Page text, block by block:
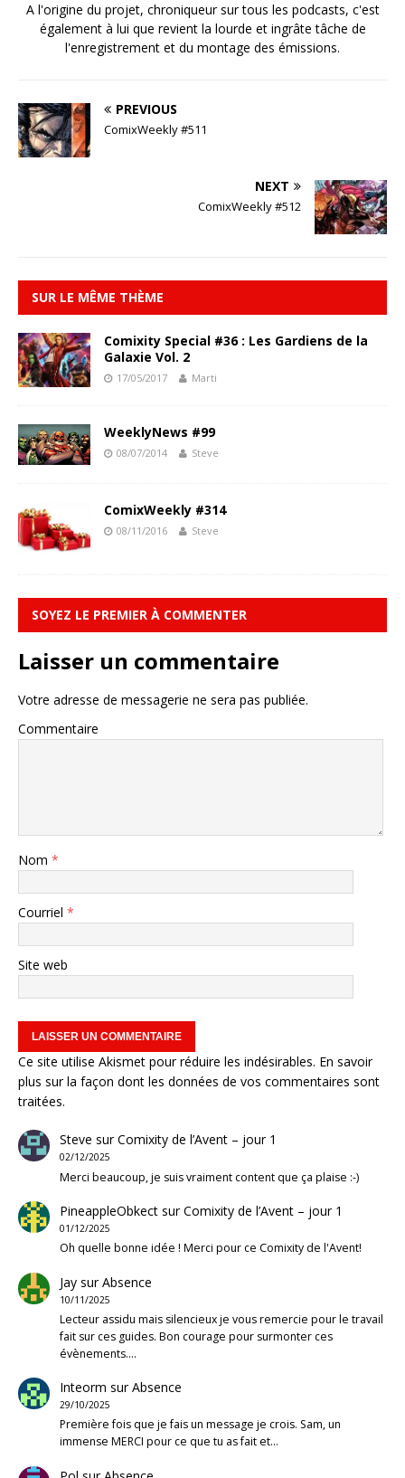
A l'origine du projet, chroniqueur sur tous les podcasts, c'est
également à lui que revient la lourde et ingrâte tâche de
l'enregistrement et du montage des émissions.
PREVIOUS
ComixWeekly #511
NEXT
ComixWeekly #512
SUR LE MÊME THÈME
Comixity Special #36 : Les Gardiens de la
Galaxie Vol. 2
17/05/2017 Marti
WeeklyNews #99
08/07/2014 Steve
ComixWeekly #314
08/11/2016 Steve
SOYEZ LE PREMIER À COMMENTER
Laisser un commentaire
Votre adresse de messagerie ne sera pas publiée.
Commentaire
Nom *
Courriel *
Site web
Ce site utilise Akismet pour réduire les indésirables. En savoir
plus sur la façon dont les données de vos commentaires sont
traitées.
Steve surComixity de l’Avent – jour 1
02/12/2025
Merci beaucoup, je suis vraiment content que ça plaise :-)
PineappleObkectsurComixity de l’Avent – jour 1
01/12/2025
Oh quelle bonne idée ! Merci pour ce Comixity de l'Avent!
JaysurAbsence
10/11/2025
Lecteur assidu mais silencieux je vous remercie pour le travail
fait sur ces guides. Bon courage pour surmonter ces
évènements.…
Inteorm surAbsence
29/10/2025
Première fois que je fais un message je crois. Sam, un
immense MERCI pour ce que tu as fait et…